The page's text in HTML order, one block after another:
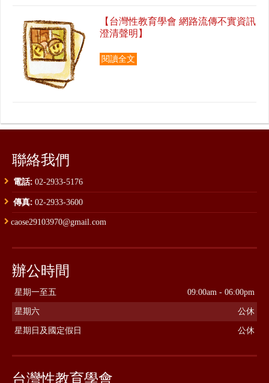
【台灣性教育學會 網路流傳不實資訊
澄清聲明】
閱讀全文
聯絡我們
電話: 02-2933-5176
傳真: 02-2933-3600
caose29103970@gmail.com
辦公時間
星期一至五 09:00am - 06:00pm
星期六 公休
星期日及國定假日 公休
台灣性教育學會